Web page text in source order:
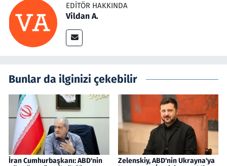
EDITÖR HAKKINDA
Vildan A.
Bunlar da ilginizi çekebilir
İran Cumhurbaşkanı: ABD'nin
Zelenskiy, ABD'nin Ukrayna'ya